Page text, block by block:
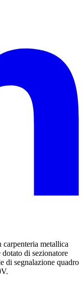
metallica
di sezionatore
di segnalazione quadro